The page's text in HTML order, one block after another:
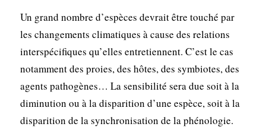
Un grand nombre d’espèces devrait être touché par
les changements climatiques à cause des relations
interspécifiques qu’elles entretiennent. C’est le cas
notamment des proies, des hôtes, des symbiotes, des
agents pathogènes… La sensibilité sera due soit à la
diminution ou à la disparition d’une espèce, soit à la
disparition de la synchronisation de la phénologie.